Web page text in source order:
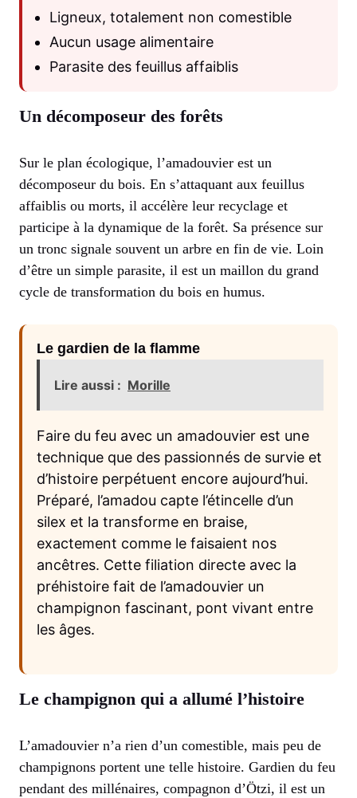
Ligneux, totalement non comestible
Aucun usage alimentaire
Parasite des feuillus affaiblis
Un décomposeur des forêts
Sur le plan écologique, l’amadouvier est un
décomposeur du bois. En s’attaquant aux feuillus
affaiblis ou morts, il accélère leur recyclage et
participe à la dynamique de la forêt. Sa présence sur
un tronc signale souvent un arbre en fin de vie. Loin
d’être un simple parasite, il est un maillon du grand
cycle de transformation du bois en humus.
Le gardien de la flamme
Lire aussi : Morille
Faire du feu avec un amadouvier est une
technique que des passionnés de survie et
d’histoire perpétuent encore aujourd’hui.
Préparé, l’amadou capte l’étincelle d’un
silex et la transforme en braise,
exactement comme le faisaient nos
ancêtres. Cette filiation directe avec la
préhistoire fait de l’amadouvier un
champignon fascinant, pont vivant entre
les âges.
Le champignon qui a allumé l’histoire
L’amadouvier n’a rien d’un comestible, mais peu de
champignons portent une telle histoire. Gardien du feu
pendant des millénaires, compagnon d’Ötzi, il est un